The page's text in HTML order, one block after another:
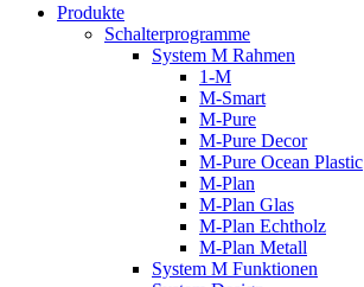
Produkte
Schalterprogramme
System M Rahmen
1-M
M-Smart
M-Pure
M-Pure Decor
M-Pure Ocean Plastic
M-Plan
M-Plan Glas
M-Plan Echtholz
M-Plan Metall
System M Funktionen